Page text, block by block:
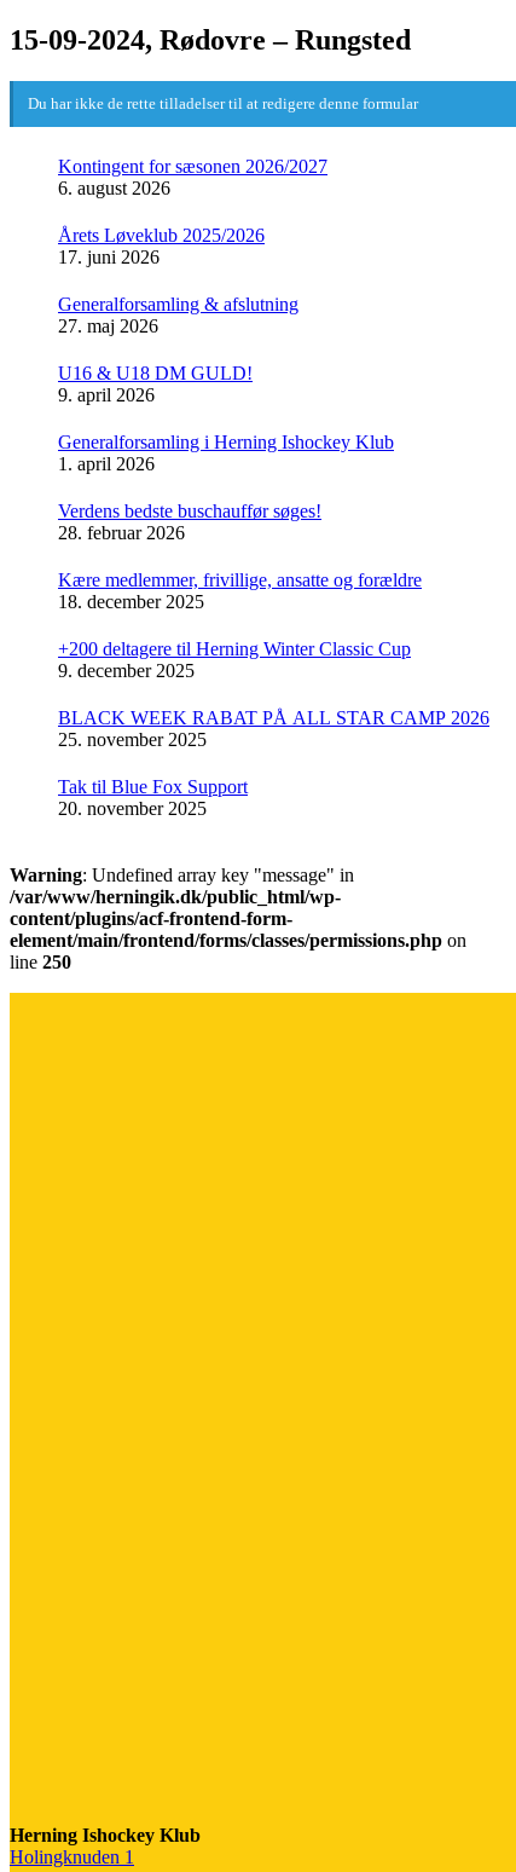
15-09-2024, Rødovre – Rungsted
Du har ikke de rette tilladelser til at redigere denne formular
Kontingent for sæsonen 2026/2027
6. august 2026
Årets Løveklub 2025/2026
17. juni 2026
Generalforsamling & afslutning
27. maj 2026
U16 & U18 DM GULD!
9. april 2026
Generalforsamling i Herning Ishockey Klub
1. april 2026
Verdens bedste buschauffør søges!
28. februar 2026
Kære medlemmer, frivillige, ansatte og forældre
18. december 2025
+200 deltagere til Herning Winter Classic Cup
9. december 2025
BLACK WEEK RABAT PÅ ALL STAR CAMP 2026
25. november 2025
Tak til Blue Fox Support
20. november 2025
Warning: Undefined array key "message" in
/var/www/herningik.dk/public_html/wp-
content/plugins/acf-frontend-form-
element/main/frontend/forms/classes/permissions.php on
line 250
Herning Ishockey Klub
Holingknuden 1